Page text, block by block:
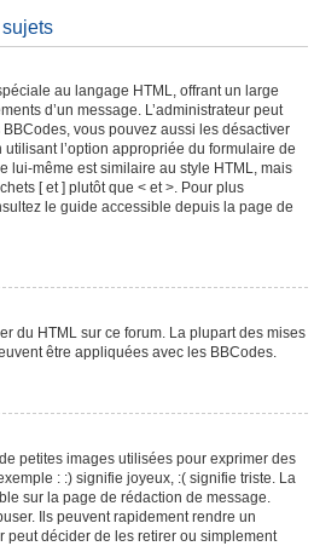
au langage HTML, offrant un large
d’un message. L’administrateur peut
vous pouvez aussi les désactiver
l’option appropriée du formulaire de
lui-même est similaire au style HTML, mais
[ et ] plutôt que < et >. Pour plus
le guide accessible depuis la page de
du HTML sur ce forum. La plupart des mises
être appliquées avec les BBCodes.
petites images utilisées pour exprimer des
: :) signifie joyeux, :( signifie triste. La
sur la page de rédaction de message.
Ils peuvent rapidement rendre un
peut décider de les retirer ou simplement